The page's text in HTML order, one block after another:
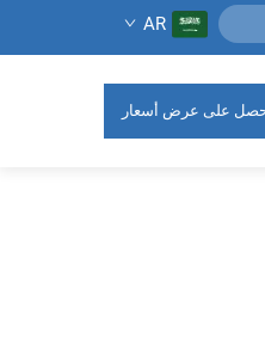
AR
على عرض أسعار